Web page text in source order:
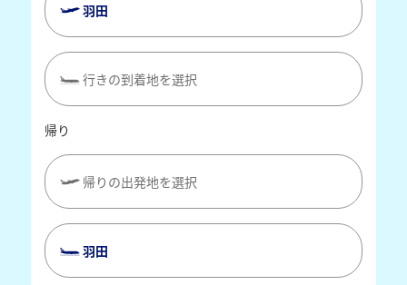
羽田
行きの到着地を選択
帰り
帰りの出発地を選択
羽田